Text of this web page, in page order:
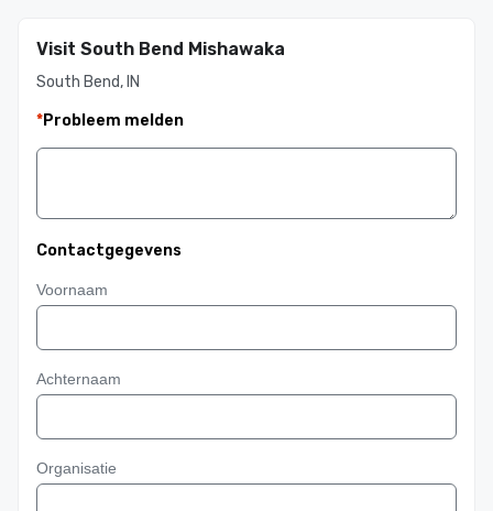
Visit South Bend Mishawaka
South Bend, IN
*Probleem melden
Contactgegevens
Voornaam
Achternaam
Organisatie